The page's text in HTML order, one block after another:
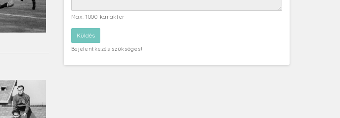
Max. 1000 karakter
Bejelentkezés szükséges!